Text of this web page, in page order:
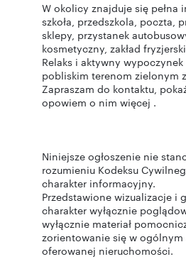
W okolicy znajduje się pełna
szkoła, przedszkola, poczta,
sklepy, przystanek
kosmetyczny, zakład
Relaks i aktywny
pobliskim terenom zielonym
Zapraszam do kontaktu,
opowiem o nim więcej .
Niniejsze ogłoszenie nie
rozumieniu Kodeksu
charakter informacyjny.
Przedstawione wizualizacje i
charakter wyłącznie
wyłącznie materiał
zorientowanie się w
oferowanej nieruchomości.